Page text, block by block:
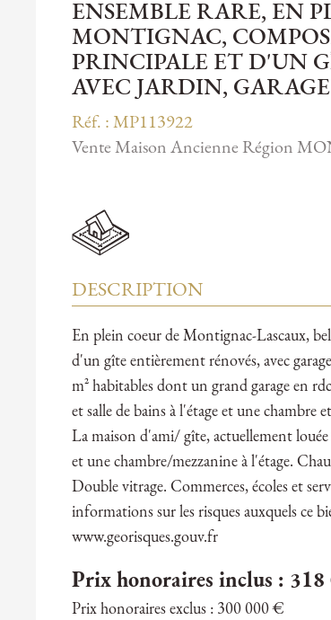
ENSEMBLE RARE, EN
MONTIGNAC,
PRINCIPALE ET D'UN
AVEC JARDIN,
Réf. : MP113922
Vente Maison Ancienne Région
DESCRIPTION
En plein coeur de Montignac-Lascaux,
d'un gîte entièrement rénovés, avec
m² habitables dont un grand garage en
et salle de bains à l'étage et une chambre
La maison d'ami/ gîte, actuellement
et une chambre/mezzanine à l'étage.
Double vitrage. Commerces, écoles et
informations sur les risques auxquels ce
www.georisques.gouv.fr
Prix honoraires inclus :
Prix honoraires exclus : 300 000 €